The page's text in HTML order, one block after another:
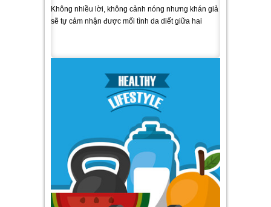
Không nhiều lời, không cảnh nóng nhưng khán giả
sẽ tự cảm nhận được mối tình da diết giữa hai